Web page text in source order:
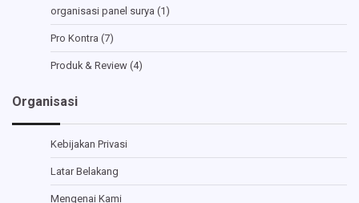
organisasi panel surya (1)
Pro Kontra (7)
Produk & Review (4)
Organisasi
Kebijakan Privasi
Latar Belakang
Mengenai Kami